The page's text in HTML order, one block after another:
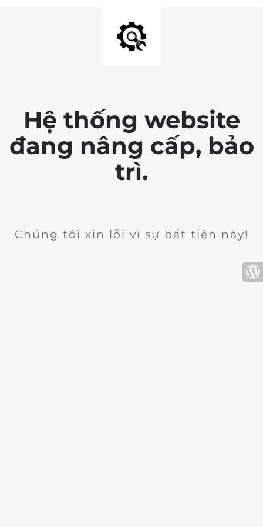
Hệ thống website
đang nâng cấp, bảo
trì.
Chúng tôi xin lỗi vì sự bất tiện này!